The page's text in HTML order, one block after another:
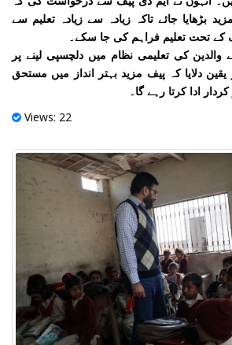
بڑھایا جائے تاکہ زیادہ سے زیادہ تعلیم سے
کے تحت تعلیم فراہم کی جا سکے۔
والدین کی تعلیمی نظام میں دلچسپی لینے پر
دلایا کہ پیف مزید بہتر انداز میں مستحق
ادا کرتا رہے گا۔
Views: 22